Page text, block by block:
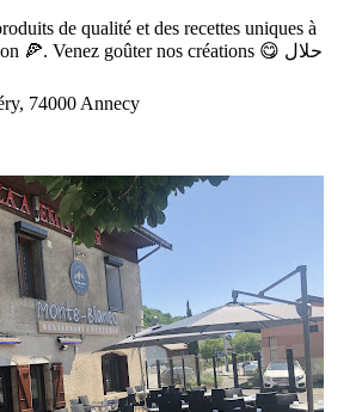
de qualité et des recettes uniques à
emporter ou en livraison 🍕. Venez goûter nos créations 😋 حلال
74000 Annecy